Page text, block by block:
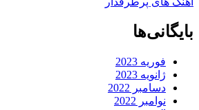
بایگانی‌ها
فوریه 2023
ژانویه 2023
دسامبر 2022
نوامبر 2022